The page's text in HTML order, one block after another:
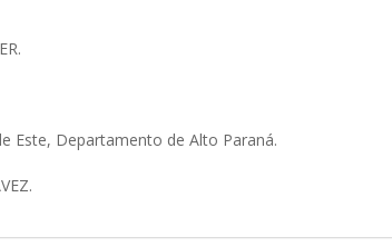
Este, Departamento de Alto Paraná.